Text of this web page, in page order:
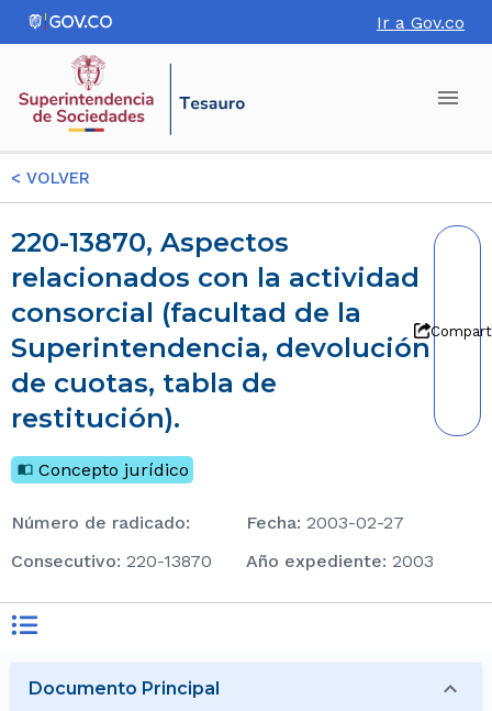
Ir a Gov.co
< VOLVER
220-13870, Aspectos
relacionados con la actividad
consorcial (facultad de la
Superintendencia, devolución
de cuotas, tabla de
restitución).
Concepto jurídico
Número de radicado: Fecha: 2003-02-27
consecutivo: 220-13870 Año expediente: 2003
Documento Principal